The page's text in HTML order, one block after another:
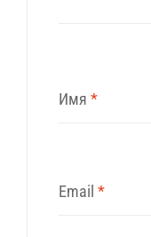
Имя *
Email *